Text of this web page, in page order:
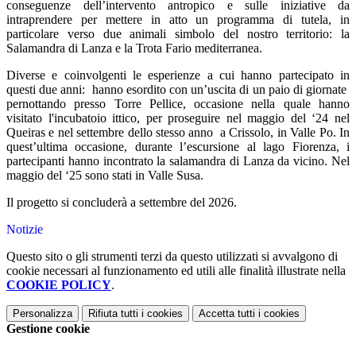
conseguenze dell’intervento antropico e sulle iniziative da
intraprendere per mettere in atto un programma di tutela, in
particolare verso due animali simbolo del nostro territorio: la
Salamandra di Lanza e la Trota Fario mediterranea.
Diverse e coinvolgenti le esperienze a cui hanno partecipato in
questi due anni: hanno esordito con un’uscita di un paio di giornate
pernottando presso Torre Pellice, occasione nella quale hanno
visitato l'incubatoio ittico, per proseguire nel maggio del ‘24 nel
Queiras e nel settembre dello stesso anno a Crissolo, in Valle Po. In
quest’ultima occasione, durante l’escursione al lago Fiorenza, i
partecipanti hanno incontrato la salamandra di Lanza da vicino. Nel
maggio del ‘25 sono stati in Valle Susa.
Il progetto si concluderà a settembre del 2026.
Notizie
Questo sito o gli strumenti terzi da questo utilizzati si avvalgono di
cookie necessari al funzionamento ed utili alle finalità illustrate nella
COOKIE POLICY.
Personalizza Rifiuta tutti i cookies Accetta tutti i cookies
Gestione cookie